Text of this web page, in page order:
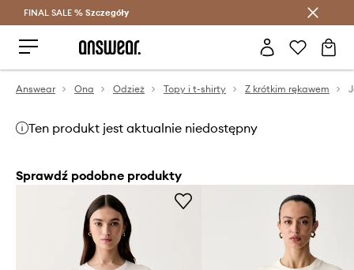
Oszczędzaj z Answear Club >
FINAL SALE % Szczegóły
Answear Ona Odzież Topy i t-shirty Z krótkim rękawem
Ten produkt jest aktualnie niedostępny
Sprawdź podobne produkty